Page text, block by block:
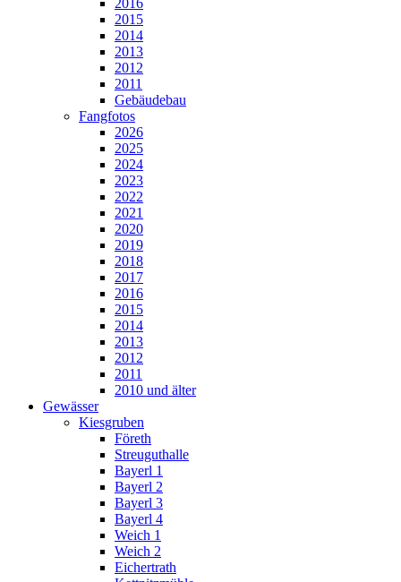
2016
2015
2014
2013
2012
2011
Gebäudebau
Fangfotos
2026
2025
2024
2023
2022
2021
2020
2019
2018
2017
2016
2015
2014
2013
2012
2011
2010 und älter
Gewässer
Kiesgruben
Företh
Streuguthalle
Bayerl 1
Bayerl 2
Bayerl 3
Bayerl 4
Weich 1
Weich 2
Eichertrath